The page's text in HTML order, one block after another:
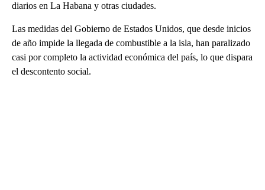
diarios en La Habana y otras ciudades.
Las medidas del Gobierno de Estados Unidos, que desde inicios
de año impide la llegada de combustible a la isla, han paralizado
casi por completo la actividad económica del país, lo que dispara
el descontento social.